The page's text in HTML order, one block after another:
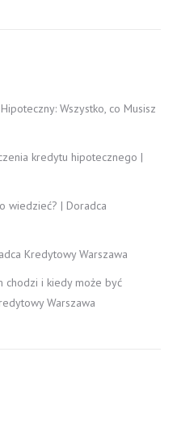
Wszystko, co Musisz
kredytu hipotecznego |
wiedzieć? | Doradca
Kredytowy Warszawa
chodzi i kiedy może być
Warszawa